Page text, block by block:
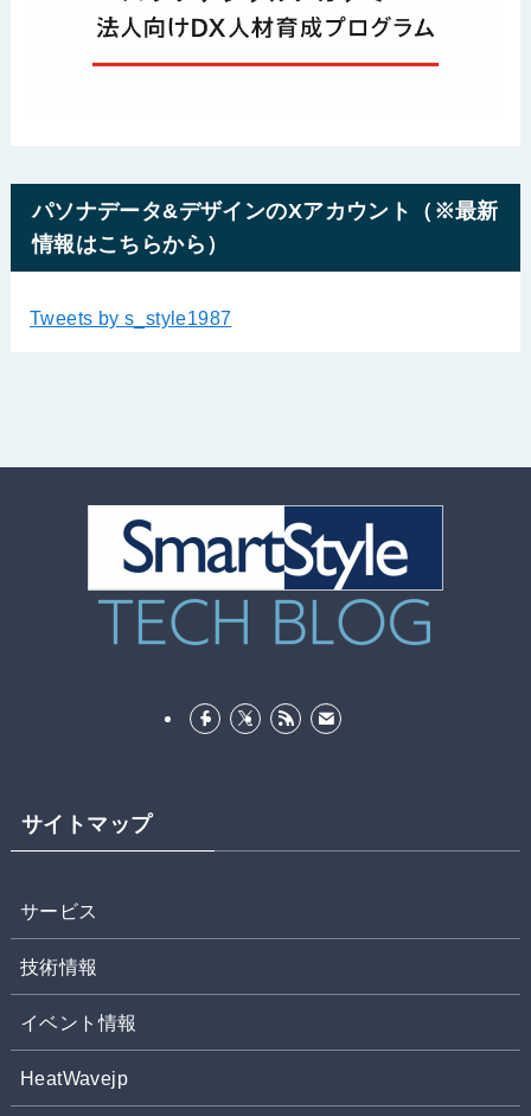
パソナデータ&デザインのXアカウント（※最新
情報はこちらから）
Tweets by s_style1987
サイトマップ
サービス
技術情報
イベント情報
HeatWavejp